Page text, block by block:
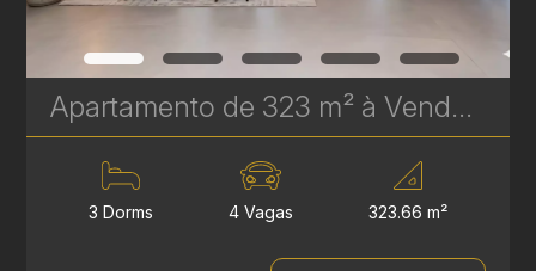
Apartamento de 323 m² à Venda no Epic Água Verde | Em Frente ao Clube Curitibano | Ref. 1719
3 Dorms 4 Vagas 323.66 m²